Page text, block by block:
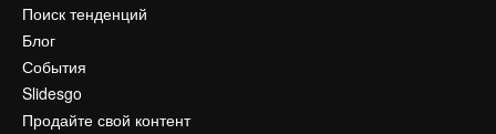
Поиск тенденций
Блог
События
Slidesgo
Продайте свой контент